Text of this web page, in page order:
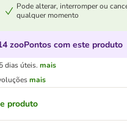
Pode alterar, interromper ou
qualquer momento
zooPontos com este produto
dias úteis. mais
mais
produto